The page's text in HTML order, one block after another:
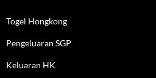
Togel Hongkong
Pengeluaran SGP
Keluaran HK